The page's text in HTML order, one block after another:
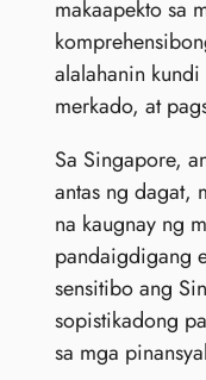
makaapekto sa
alalahanin
merkado, at
Sa Singapore,
antas ng dagat,
na kaugnay ng
pandaigdigang
sensitibo ang
sopistikadong
sa mga